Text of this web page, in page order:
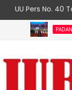
UU Pers No. 40
Dukung